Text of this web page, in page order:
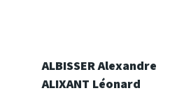
ALBISSER Alexandre
ALIXANT Léonard